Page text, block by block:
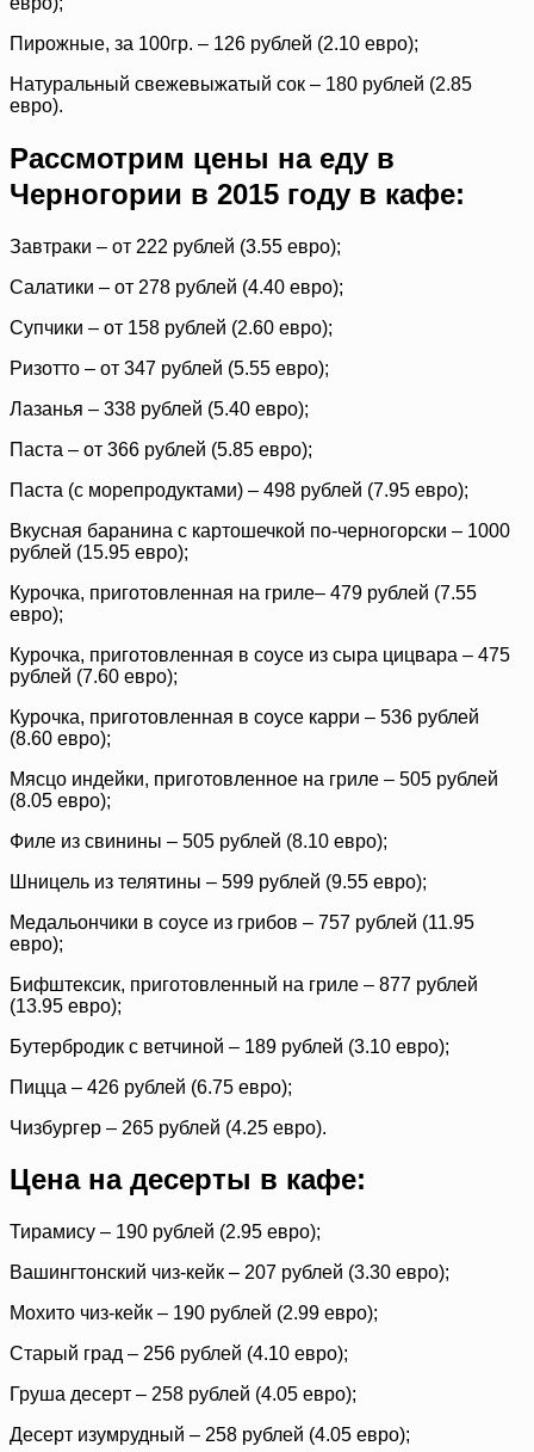
Пирожные, за 100гр. – 126 рублей (2.10 евро);
Натуральный свежевыжатый сок – 180 рублей (2.85
евро).
Рассмотрим цены на еду в
Черногории в 2015 году в кафе:
Завтраки – от 222 рублей (3.55 евро);
Салатики – от 278 рублей (4.40 евро);
Супчики – от 158 рублей (2.60 евро);
Ризотто – от 347 рублей (5.55 евро);
Лазанья – 338 рублей (5.40 евро);
Паста – от 366 рублей (5.85 евро);
Паста (с морепродуктами) – 498 рублей (7.95 евро);
Вкусная баранина с картошечкой по-черногорски – 1000
рублей (15.95 евро);
Курочка, приготовленная на гриле– 479 рублей (7.55
евро);
Курочка, приготовленная в соусе из сыра цицвара – 475
рублей (7.60 евро);
Курочка, приготовленная в соусе карри – 536 рублей
(8.60 евро);
Мясцо индейки, приготовленное на гриле – 505 рублей
(8.05 евро);
Филе из свинины – 505 рублей (8.10 евро);
Шницель из телятины – 599 рублей (9.55 евро);
Медальончики в соусе из грибов – 757 рублей (11.95
евро);
Бифштексик, приготовленный на гриле – 877 рублей
(13.95 евро);
Бутербродик с ветчиной – 189 рублей (3.10 евро);
Пицца – 426 рублей (6.75 евро);
Чизбургер – 265 рублей (4.25 евро).
Цена на десерты в кафе:
Тирамису – 190 рублей (2.95 евро);
Вашингтонский чиз-кейк – 207 рублей (3.30 евро);
Мохито чиз-кейк – 190 рублей (2.99 евро);
Старый град – 256 рублей (4.10 евро);
Груша десерт – 258 рублей (4.05 евро);
Десерт изумрудный – 258 рублей (4.05 евро);